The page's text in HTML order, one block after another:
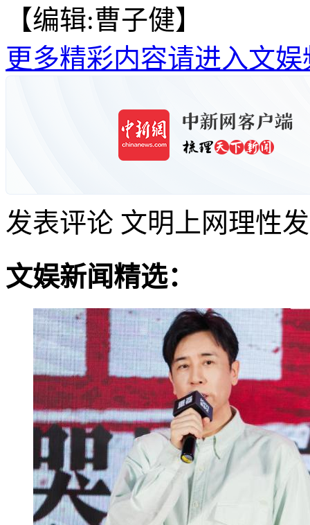
【编辑:曹子健】
更多精彩内容请进入文娱
发表评论 文明上网理性
文娱新闻精选：